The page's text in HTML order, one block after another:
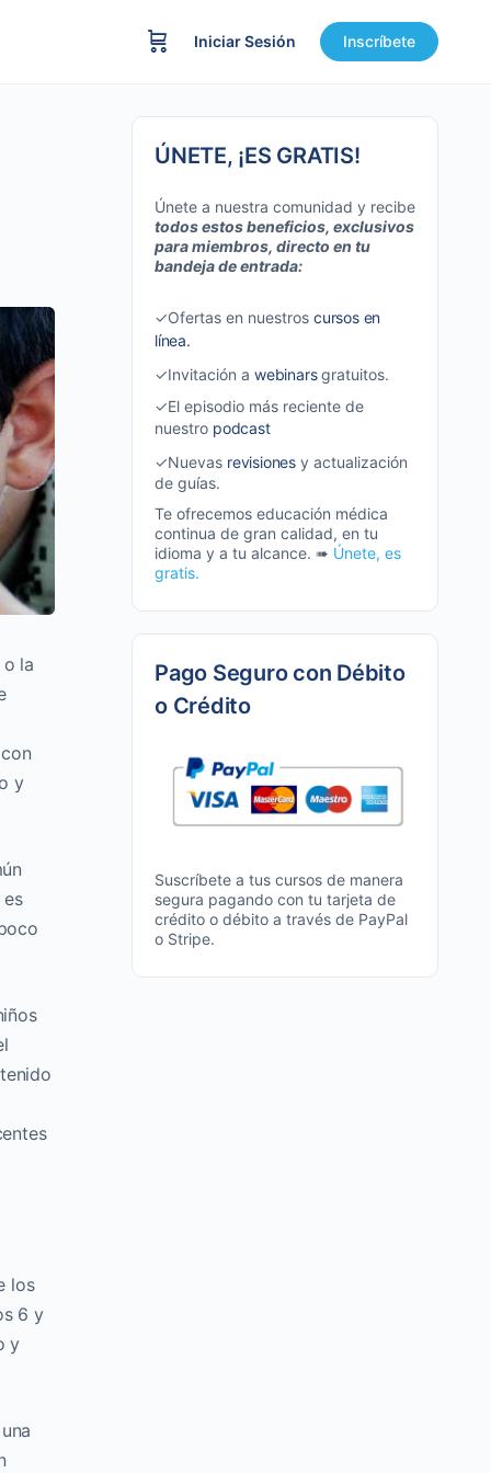
Iniciar Sesión Inscríbete
la
y
los
6 y
y
ÚNETE, ¡ES GRATIS!
Únete a nuestra comunidad y recibe
todos estos beneficios, exclusivos
para miembros, directo en tu
bandeja de entrada:
✓Ofertas en nuestros cursos en
línea.
✓Invitación a webinarsgratuitos.
✓El episodio más reciente de
nuestro podcast
✓Nuevas revisionesy actualización
de guías.
Te ofrecemos educación médica
continua de gran calidad, en tu
idioma y a tu alcance. ➠ Únete, es
gratis.
Pago Seguro con Débito
o Crédito
Suscríbete a tus cursos de manera
segura pagando con tu tarjeta de
crédito o débito a través de PayPal
o Stripe.